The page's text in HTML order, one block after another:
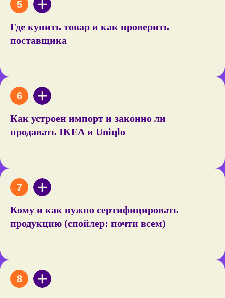
Где купить товар и как проверить
поставщика
Как устроен импорт и законно ли
продавать IKEA и Uniqlo
Кому и как нужно сертифицировать
продукцию (спойлер: почти всем)
по развитию бизнеса
на маркетплейсах
ЭкспертЕдиного кабинета селлера
от Точка Банк